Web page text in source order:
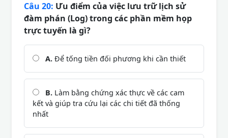
Câu 20: Ưu điểm của việc lưu trữ lịch sử
đàm phán (Log) trong các phần mềm họp
trực tuyến là gì?
A. Để tống tiền đối phương khi cần thiết
B. Làm bằng chứng xác thực về các cam
kết và giúp tra cứu lại các chi tiết đã thống
nhất